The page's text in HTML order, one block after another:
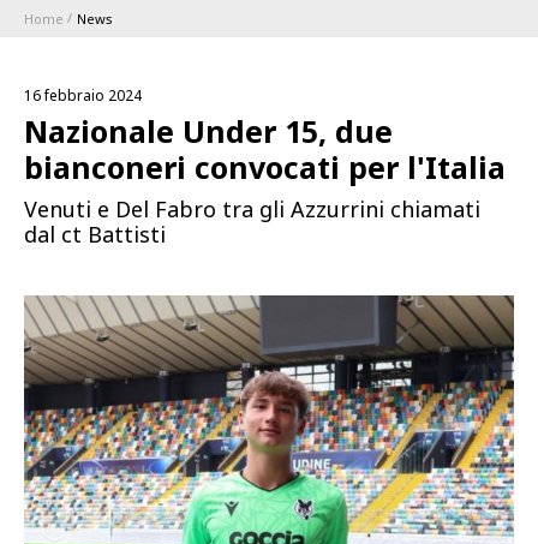
1896 MEMBERSHIP PROGRAM
STAGIONE
Serie A
Coppa Italia
Calendari e Risultati
Classifiche
BLUENERGY STADIUM
MEETING CENTER
SPONSOR
SQUADRE
Home News
16 febbraio 2024
Nazionale Under 15, due
bianconeri convocati per l'Italia
Venuti e Del Fabro tra gli Azzurrini chiamati
dal ct Battisti